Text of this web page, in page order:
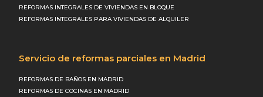
REFORMAS INTEGRALES DE VIVIENDAS EN BLOQUE
REFORMAS INTEGRALES PARA VIVIENDAS DE ALQUILER
Servicio de reformas parciales en Madrid
REFORMAS DE BAÑOS EN MADRID
REFORMAS DE COCINAS EN MADRID